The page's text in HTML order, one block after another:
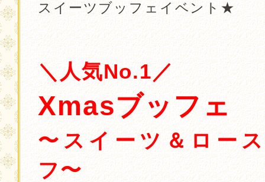
スイーツブッフェイベント★
．
＼人気No.1／
Xmasブッフェ
〜スイーツ＆ロー
フ〜